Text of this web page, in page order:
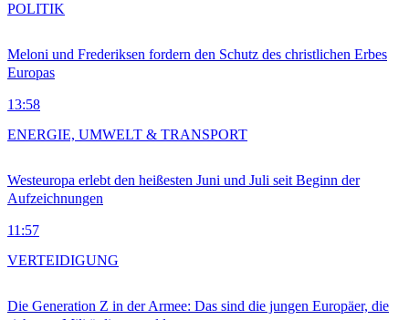
Meloni und Frederiksen fordern den Schutz des christlichen Erbes
Europas
13:58
POLITIK
Westeuropa erlebt den heißesten Juni und Juli seit Beginn der
Aufzeichnungen
11:57
ENERGIE, UMWELT & TRANSPORT
Die Generation Z in der Armee: Das sind die jungen Europäer, die
VERTEIDIGUNG